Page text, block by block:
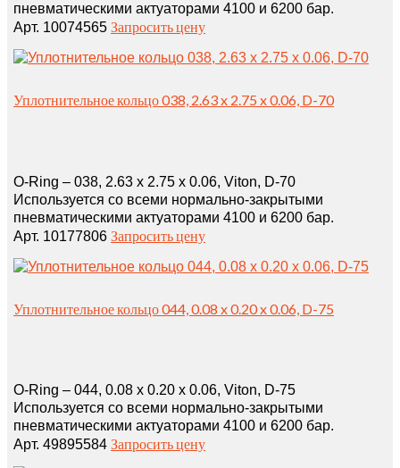
пневматическими актуаторами 4100 и 6200 бар.
Арт. 10074565 Запросить цену
Уплотнительное кольцо 038, 2.63 x 2.75 x 0.06, D-70
O-Ring – 038, 2.63 x 2.75 x 0.06, Viton, D-70
Используется со всеми нормально-закрытыми
пневматическими актуаторами 4100 и 6200 бар.
Арт. 10177806 Запросить цену
Уплотнительное кольцо 044, 0.08 x 0.20 x 0.06, D-75
O-Ring – 044, 0.08 x 0.20 x 0.06, Viton, D-75
Используется со всеми нормально-закрытыми
пневматическими актуаторами 4100 и 6200 бар.
Арт. 49895584 Запросить цену